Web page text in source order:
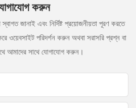
করুন
জানাই এবং নির্দিষ্ট প্রয়োজনীয়তা পূরণ করতে
ওয়েবসাইট পরিদর্শন করুন অথবা সরাসরি প্রশ্ন বা
আমাদের সাথে যোগাযোগ করুন।